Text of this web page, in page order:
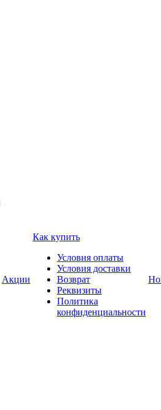
Акции
Как купить
Условия оплаты
Условия доставки
Возврат
Реквизиты
Политика
конфиденциальности